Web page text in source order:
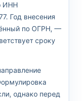
ИНН
Год внесения
по ОГРН, —
сроку
однако перед